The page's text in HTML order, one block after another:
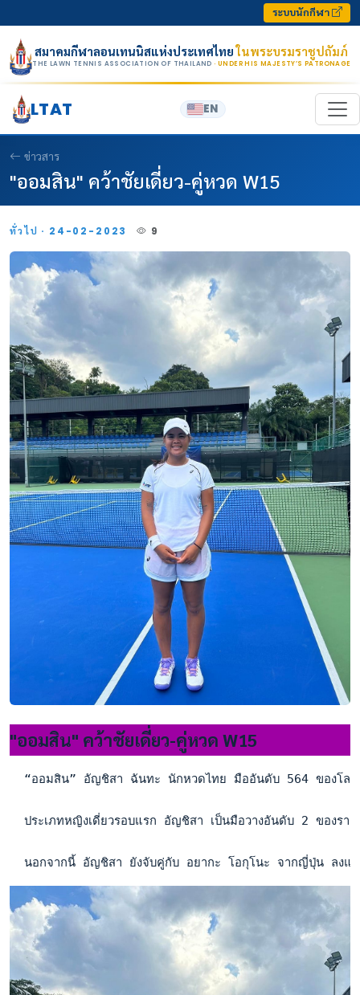
ระบบนักกีฬา
สมาคมกีฬาลอนเทนนิสแห่งประเทศไทยในพระบรมราชูปถัมภ์
THE LAWN TENNIS ASSOCIATION OF THAILAND · UNDER HIS MAJESTY’S PATRONAGE
LTAT EN
ข่าวสาร
"ออมสิน" คว้าชัยเดี่ยว-คู่หวด W15
ทั่วไป · 24-02-2023 9
"ออมสิน" คว้าชัยเดี่ยว-คู่หวด W15
“ออมสิน” อัญชิสา ฉันทะ นักหวดไทย มืออันดับ 564 ของโลก
ประเภทหญิงเดี่ยวรอบแรก อัญชิสา เป็นมือวางอันดับ 2 ของร
นอกจากนี้ อัญชิสา ยังจับคู่กับ อยากะ โอกุโนะ จากญี่ปุ่น ลงแ